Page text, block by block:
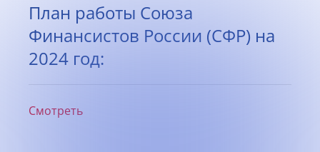
План работы Союза
Финансистов России (СФР) на
2024 год:
Смотреть